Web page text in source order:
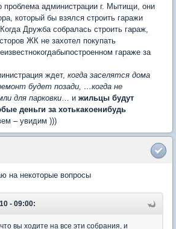
проблема администрации г. Мытищи, они
который бы взялся строить гаражи
Дружба собралась строить гараж,
ЖК не захотел покупать
гараже за
ждет, когда заселятся дома
будет позади, …когда не
для парковки … и жильцы будут
деньги за хотькакоенибудь
– увидим )))
на некоторые вопросы
- 09:00:
вы ходите на все эти собрания, и